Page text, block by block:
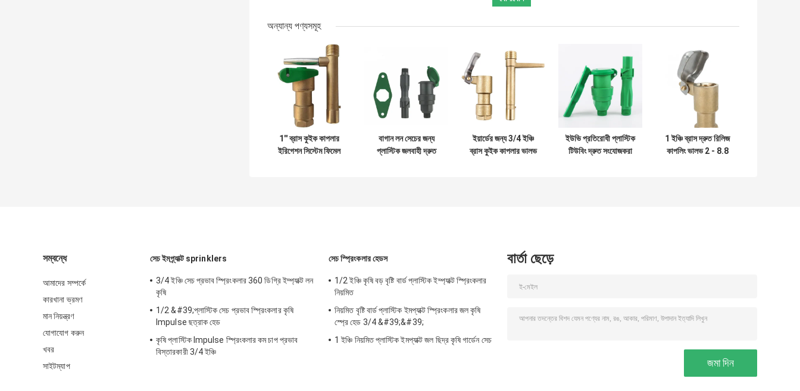
অন্যান্য পণ্যসমূহ
1'' ব্রাস কুইক কাপলার
ইরিগেশন সিস্টেম ফিমেল
বাগান লন সেচের জন্য
প্লাস্টিক জলবাহী দ্রুত
ইয়ার্ডের জন্য 3/4 ইঞ্চি
ব্রাস কুইক কাপলার ভালভ
ইউভি প্রতিরোধী প্লাস্টিক
টিউবিং দ্রুত সংযোজকরা
1 ইঞ্চি ব্রাস দ্রুত রিলিজ
কাপলিং ভালভ 2 - 8.8
সম্বন্ধে
আমাদের সম্পর্কে
কারখানা ভ্রমণ
মান নিয়ন্ত্রণ
যোগাযোগ করুন
খবর
সাইটম্যাপ
সেচ ইমপ্র্যাক্ট sprinklers
3/4 ইঞ্চি সেচ প্রভাব স্প্রিংকলার 360 ডিগ্রি ইম্প্যাক্ট লন
কৃষি
1/2 &#39;প্লাস্টিক সেচ প্রভাব স্প্রিংকলার কৃষি
Impulse ছত্রাক হেড
কৃষি প্লাস্টিক Impulse স্প্রিংকলার কম চাপ প্রভাব
বিস্তারকারী 3/4 ইঞ্চি
সেচ স্প্রিংকলার হেডস
1/2 ইঞ্চি কৃষি বড় বৃষ্টি বার্ড প্লাস্টিক ইম্প্যাক্ট স্প্রিংকলার
নিয়মিত
নিয়মিত বৃষ্টি বার্ড প্লাস্টিক ইমপ্যাক্ট স্প্রিংকলার জল কৃষি
স্প্রে হেড 3/4 &#39;&#39;
1 ইঞ্চি নিয়মিত প্লাস্টিক ইমপ্যাক্ট জল ছিদ্র কৃষি গার্ডেন সেচ
বার্তা ছেড়ে